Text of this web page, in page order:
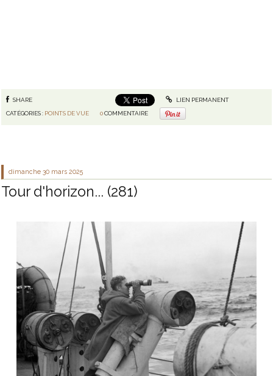
SHARE
LIEN PERMANENT
CATÉGORIES : POINTS DE VUE 0 COMMENTAIRE
dimanche 30 mars 2025
Tour d'horizon... (281)